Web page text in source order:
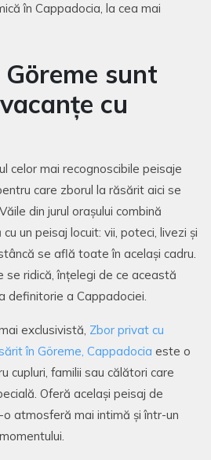
în Cappadocia, la cea mai
sunt
cu
celor mai recognoscibile peisaje
care zborul la răsărit aici se
din jurul orașului combină
un peisaj locuit: vii, poteci, livezi și
se află toate în același cadru.
se ridică, înțelegi de ce această
definitorie a Cappadociei.
exclusivistă, Zbor privat cu
în Göreme, Cappadocia este o
cupluri, familii sau călători care
Oferă același peisaj de
atmosferă mai intimă și într-un